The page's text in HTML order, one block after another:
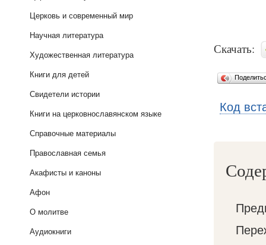
Церковь и современный мир
Научная литература
Художественная литература
Книги для детей
Свидетели истории
Книги на церковнославянском языке
Справочные материалы
Православная семья
Акафисты и каноны
Афон
О молитве
Аудиокниги
Скачать:
Код